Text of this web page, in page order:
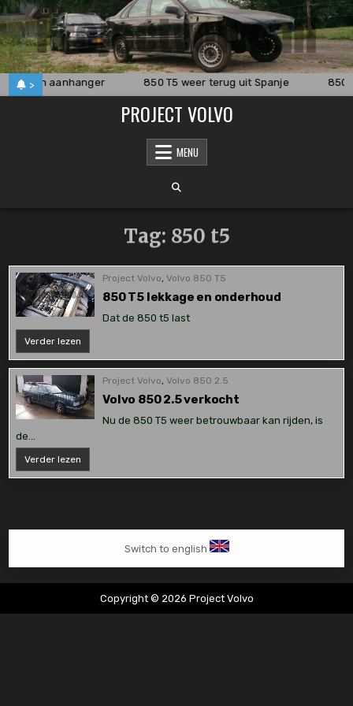
Skip
to
content
>
van een aanhanger 850 T5 weer terug uit Spanje 850
PROJECT VOLVO
MENU
Tag: 850 t5
Project Volvo,Volvo 850 T5
850 T5 lekkage en onderhoud
Dat de 850 t5 last
Verder lezen
T5
lekkage
en
onderhoud
Project Volvo,Volvo 850 2.5
Volvo 850 2.5 verkocht
Nu de 850 T5 weer betrouwbaar kan rijden, is
de…
Verder lezen
850
2.5
Switch to english
Copyright © 2026 Project Volvo